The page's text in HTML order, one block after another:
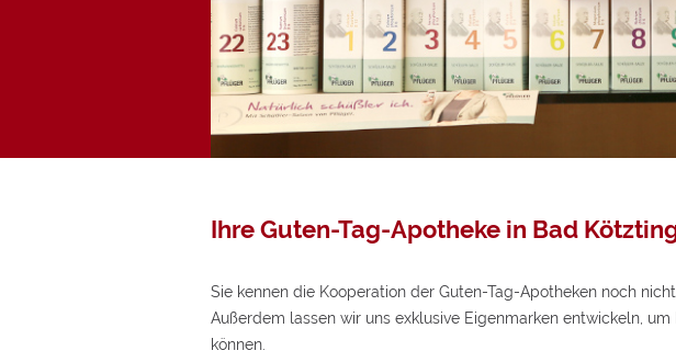
Kundenkonto
Darmberatung
Mikronährstoffe
Ihre Guten-Tag-Apotheke in Bad
Sie kennen die Kooperation der Guten-Tag-Apotheken noch
Außerdem lassen wir uns exklusive Eigenmarken entwickeln,
können.